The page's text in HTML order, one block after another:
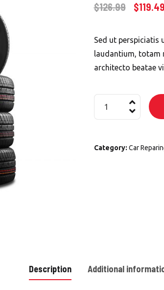
$126.99 $119.49
Sed ut perspiciatis
laudantium, totam
architecto beatae
Category: Car
Description Additional